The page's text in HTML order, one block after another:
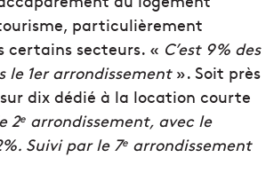
particulièrement
secteurs. « C’est 9% des
le 1er arrondissement». Soit près
dix dédié à la location courte
2e arrondissement, avec le
Suivi par le 7e arrondissement